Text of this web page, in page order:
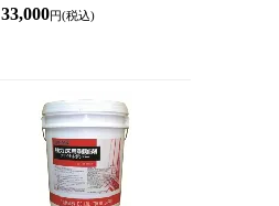
33,000円(税込)